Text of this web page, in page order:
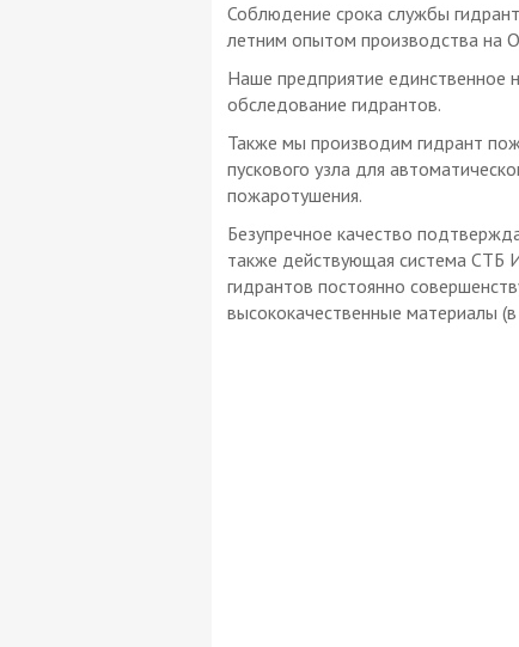
Соблюдение срока службы
летним опытом производства на
Наше предприятие единственное
обследование гидрантов.
Также мы производим гидрант
пускового узла для
пожаротушения.
Безупречное качество
также действующая система СТБ
гидрантов постоянно
высококачественные материалы